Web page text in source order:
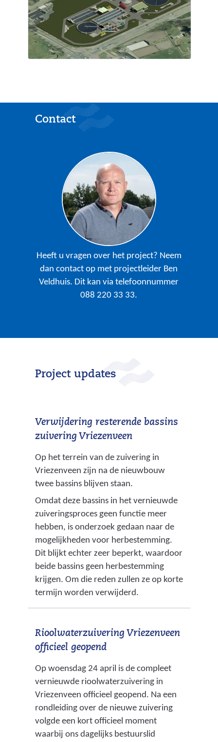
Contact
Heeft u vragen over het project? Neem
dan contact op met projectleider Ben
Veldhuis. Dit kan via telefoonnummer
088 220 33 33.
Project updates
Verwijdering resterende bassins
zuivering Vriezenveen
Op het terrein van de zuivering in
Vriezenveen zijn na de nieuwbouw
twee bassins blijven staan.
Omdat deze bassins in het vernieuwde
zuiveringsproces geen functie meer
hebben, is onderzoek gedaan naar de
mogelijkheden voor herbestemming.
Dit blijkt echter zeer beperkt, waardoor
beide bassins geen herbestemming
krijgen. Om die reden zullen ze op korte
termijn worden verwijderd.
Rioolwaterzuivering Vriezenveen
officieel geopend
Op woensdag 24 april is de compleet
vernieuwde rioolwaterzuivering in
Vriezenveen officieel geopend. Na een
rondleiding over de nieuwe zuivering
volgde een kort officieel moment
waarbij ons dagelijks bestuurslid